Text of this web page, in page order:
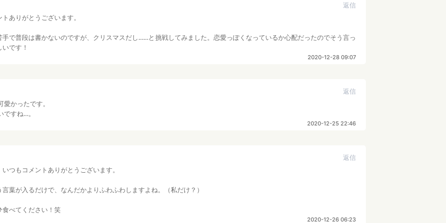
返信
ありがとうございます。
手で普段は書かないのですが、クリスマスだし……と挑戦してみました。恋愛っぽくなっているか心配だったのでそう言っ
です！
2020-12-28 09:07
返信
かったです。
ですね…。
2020-12-25 22:46
返信
つもコメントありがとうございます。
葉が入るだけで、なんだかよりふわふわしますよね。（私だけ？）
食べてください！笑
2020-12-26 06:23